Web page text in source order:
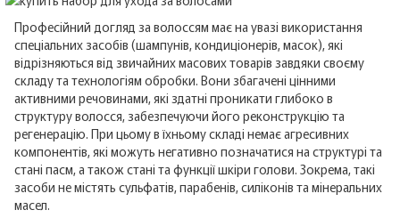
Професійний догляд за волоссям має на увазі використання
спеціальних засобів (шампунів, кондиціонерів, масок), які
відрізняються від звичайних масових товарів завдяки своєму
складу та технологіям обробки. Вони збагачені цінними
активними речовинами, які здатні проникати глибоко в
структуру волосся, забезпечуючи його реконструкцію та
регенерацію. При цьому в їхньому складі немає агресивних
компонентів, які можуть негативно позначатися на структурі та
стані пасм, а також стані та функції шкіри голови. Зокрема, такі
засоби не містять сульфатів, парабенів, силіконів та мінеральних
масел.